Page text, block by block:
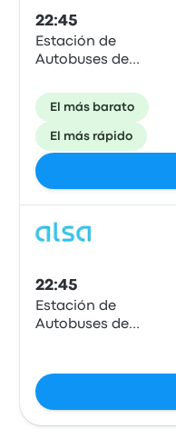
22:45
Estación de
Autobuses de
El más barato
El más rápido
22:45
Estación de
Autobuses de